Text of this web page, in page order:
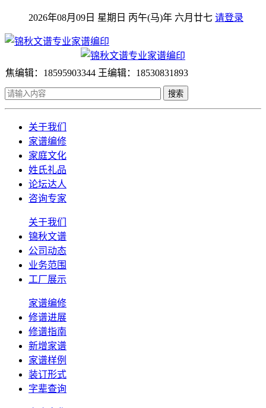
2026年08月09日 星期日 丙午(马)年 六月廿七 请登录
焦编辑：18595903344 王编辑：18530831893
搜索
关于我们
家谱编修
家庭文化
姓氏礼品
论坛达人
咨询专家
关于我们
锦秋文谱
公司动态
业务范围
工厂展示
家谱编修
修谱进展
修谱指南
新增家谱
家谱样例
装订形式
字辈查询